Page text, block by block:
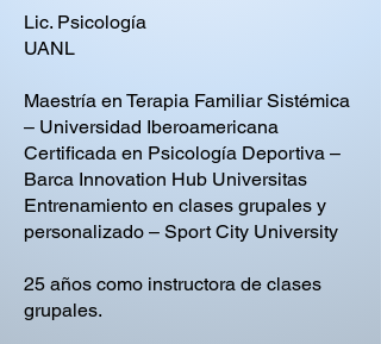
Lic. Psicología
UANL
Maestría en Terapia Familiar Sistémica
– Universidad Iberoamericana
Certificada en Psicología Deportiva –
Barca Innovation Hub Universitas
Entrenamiento en clases grupales y
personalizado – Sport City University
25 años como instructora de clases
grupales.